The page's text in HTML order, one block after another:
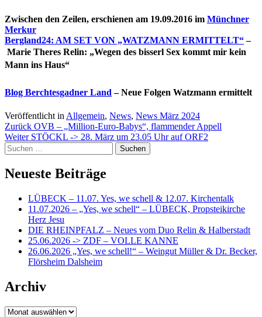
Zwischen den Zeilen, erschienen am 19.09.2016 im Münchner
Merkur
Bergland24: AM SET VON „WATZMANN ERMITTELT“–
Marie Theres Relin: „Wegen des bisserl Sex kommt mir kein
Mann ins Haus“
Blog Berchtesgadner Land – Neue Folgen Watzmann ermittelt
Veröffentlicht in Allgemein, News, News März 2024
Beitragsnavigation
Zurück OVB – „Million-Euro-Babys“, flammender Appell
WeiterSTÖCKL -> 28. März um 23.05 Uhr auf ORF2
Suchen
nach:
Neueste Beiträge
LÜBECK – 11.07. Yes, we schell & 12.07. Kirchentalk
11.07.2026 – „Yes, we schell“ – LÜBECK, Propsteikirche
Herz Jesu
DIE RHEINPFALZ – Neues vom Duo Relin & Halberstadt
25.06.2026 -> ZDF – VOLLE KANNE
26.06.2026 „Yes, we schell!“ – Weingut Müller & Dr. Becker,
Flörsheim Dalsheim
Archiv
Archiv